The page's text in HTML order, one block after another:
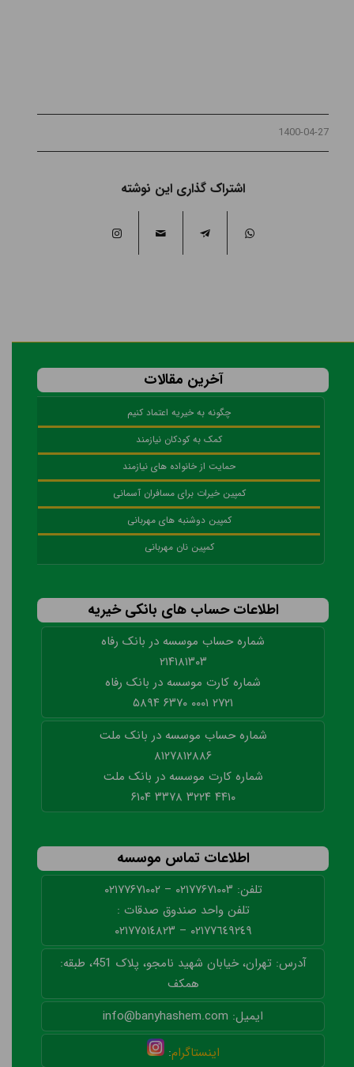
1400-04-27
اشتراک گذاری این نوشته
آخرین مقالات
چگونه به خیریه اعتماد کنیم
کمک به کودکان نیازمند
حمایت از خانواده‌ های نیازمند
کمپین خیرات برای مسافران آسمانی
کمپین دوشنبه ‌های مهربانی
کمپین نان مهربانی
اطلاعات حساب های بانکی خیریه
شماره حساب موسسه در بانک رفاه
۲۱۴۱۸۱۳۰۳
شماره کارت موسسه در بانک رفاه
۲۷۲۱ ۰۰۰۱ ۶۳۷۰ ۵۸۹۴
شماره حساب موسسه در بانک ملت
۸۱۲۷۸۱۲۸۸۶
شماره کارت موسسه در بانک ملت
۴۴۱۰ ۳۲۲۴ ۳۳۷۸ ۶۱۰۴
اطلاعات تماس موسسه
تلفن: ۰۲۱۷۷۶۷۱۰۰۳ – ۰۲۱۷۷۶۷۱۰۰۲
تلفن واحد صندوق صدقات :
٠٢١٧٧٦٤٩٢٤٩ – ٠٢١٧٧٥١٤٨٢٣
آدرس: تهران، خیابان شهید نامجو، پلاک 451، طبقه:
همکف
ایمیل: info@banyhashem.com
اینستاگرام: